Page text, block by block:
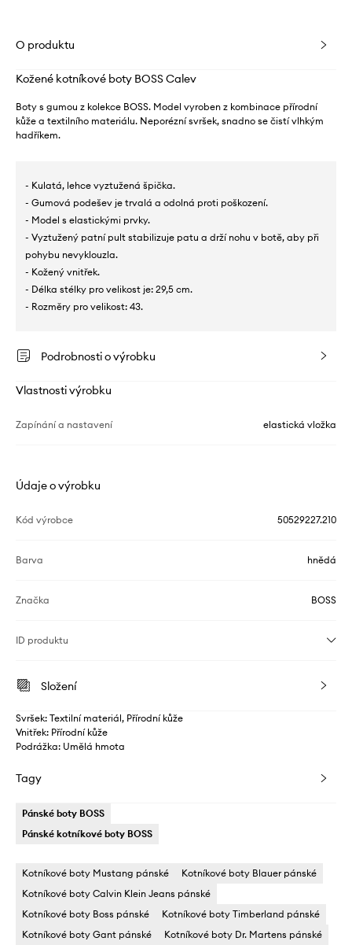
O produktu
Kožené kotníkové boty BOSS Calev
Boty s gumou z kolekce BOSS. Model vyroben z kombinace přírodní
kůže a textilního materiálu. Neporézní svršek, snadno se čistí vlhkým
hadříkem.
- Kulatá, lehce vyztužená špička.
- Gumová podešev je trvalá a odolná proti poškození.
- Model s elastickými prvky.
- Vyztužený patní pult stabilizuje patu a drží nohu v botě, aby při
pohybu nevyklouzla.
- Kožený vnitřek.
- Délka stélky pro velikost je: 29,5 cm.
- Rozměry pro velikost: 43.
Podrobnosti o výrobku
Vlastnosti výrobku
Zapínání a nastavení elastická vložka
Údaje o výrobku
Kód výrobce 50529227.210
Barva hnědá
Značka BOSS
ID produktu
Složení
Svršek: Textilní materiál, Přírodní kůže
Vnitřek: Přírodní kůže
Podrážka: Umělá hmota
Tagy
Pánské boty BOSS
Pánské kotníkové boty BOSS
Kotníkové boty Mustang pánské
Kotníkové boty Blauer pánské
Kotníkové boty Calvin Klein Jeans pánské
Kotníkové boty Boss pánské
Kotníkové boty Timberland pánské
Kotníkové boty Gant pánské
Kotníkové boty Dr. Martens pánské